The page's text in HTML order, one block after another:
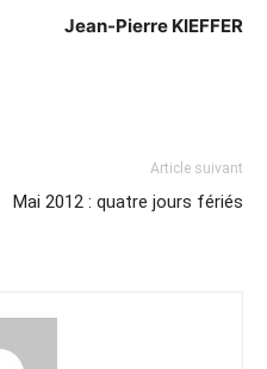
Jean-Pierre KIEFFER
Article suivant
Mai 2012 : quatre jours fériés